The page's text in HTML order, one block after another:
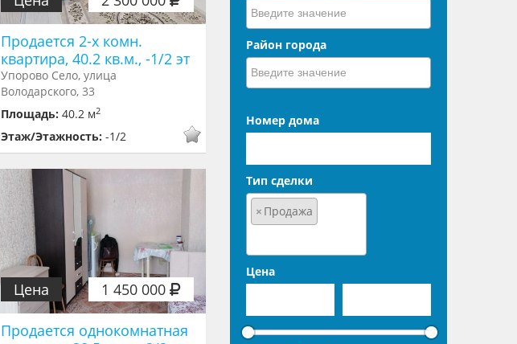
Продается 2-х комн.
квартира, 40.2 кв.м., -1/2 эт
Упорово Село, улица
Володарского, 33
Площадь: 40.2 м2
Этаж/Этажность: -1/2
1 450 000
Цена
Продается однокомнатная
Район города
Номер дома
Тип сделки
× Продажа
Цена